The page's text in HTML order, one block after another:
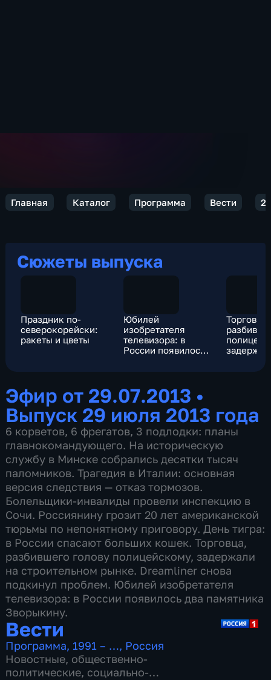
Главная Каталог Программа Вести
Сюжеты выпуска
Праздник по-
северокорейски:
ракеты и цветы
Юбилей
изобретателя
телевизора: в
России появилось
Торговца,
Эфир от 29.07.2013 •
Выпуск 29 июля 2013 года
6 корветов, 6 фрегатов, 3 подлодки: планы
главнокомандующего. На историческую
службу в Минске собрались десятки тысяч
паломников. Трагедия в Италии: основная
версия следствия — отказ тормозов.
Болельщики-инвалиды провели инспекцию в
Сочи. Россиянину грозит 20 лет американской
тюрьмы по непонятному приговору. День тигра:
в России спасают больших кошек. Торговца,
разбившего голову полицейскому, задержали
на строительном рынке. Dreamliner снова
подкинул проблем. Юбилей изобретателя
телевизора: в России появилось два памятника
Зворыкину.
Вести
Программа, 1991 – …, Россия
Новостные, общественно-
политические, социально-